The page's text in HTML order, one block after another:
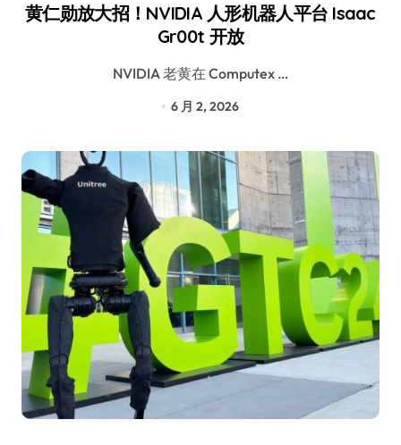
黄仁勋放大招！NVIDIA 人形机器人平台 Isaac
Gr00t 开放
NVIDIA 老黄在 Computex …
6 月 2, 2026